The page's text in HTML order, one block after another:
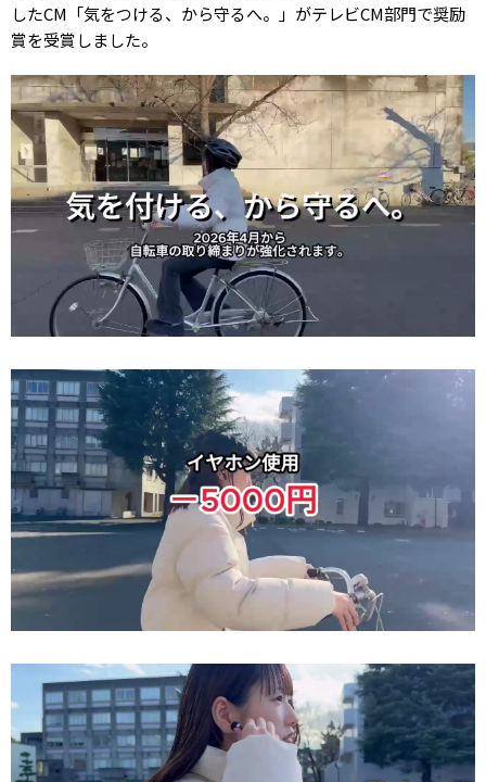
したCM「気をつける、から守るへ。」がテレビCM部門で奨励
賞を受賞しました。